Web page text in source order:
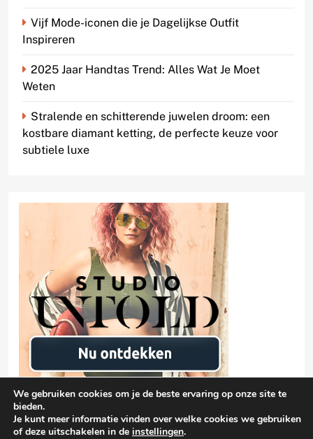
Vijf Mode-iconen die je Dagelijkse Outfit
Inspireren
2025 Jaar Handtas Trend: Alles Wat Je Moet
Weten
Stralende en schitterende juwelen droom: een
kostbare diamant ketting, de perfecte keuze voor
subtiele luxe
We gebruiken cookies om je de beste ervaring op onze site te
bieden.
Je kunt meer informatie vinden over welke cookies we gebruiken
of deze uitschakelen in de instellingen.